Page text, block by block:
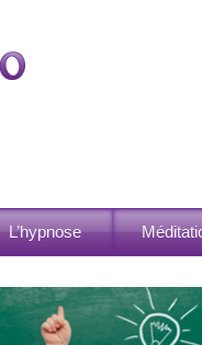
L’hypnose
Ateliers de Méditation